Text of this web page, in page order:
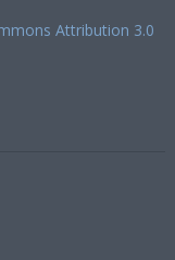
Attribution 3.0